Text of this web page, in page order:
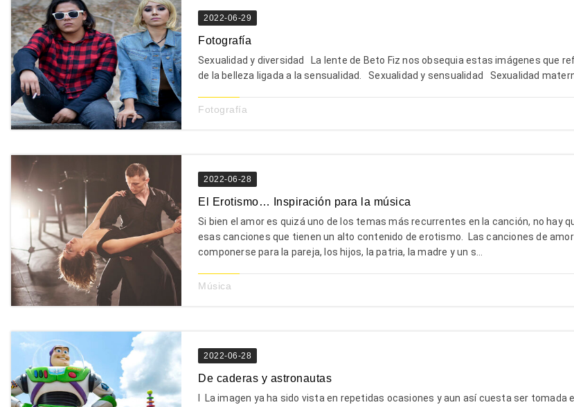
2022-06-29
Fotografía
Sexualidad y diversidad La lente de Beto Fiz nos obsequia estas imágenes que
de la belleza ligada a la sensualidad. Sexualidad y sensualidad Sexualidad
Fotografía
2022-06-28
El Erotismo… Inspiración para la música
Si bien el amor es quizá uno de los temas más recurrentes en la canción, no hay
esas canciones que tienen un alto contenido de erotismo. Las canciones de
componerse para la pareja, los hijos, la patria, la madre y un s...
Música
2022-06-28
De caderas y astronautas
I La imagen ya ha sido vista en repetidas ocasiones y aun así cuesta ser tomada